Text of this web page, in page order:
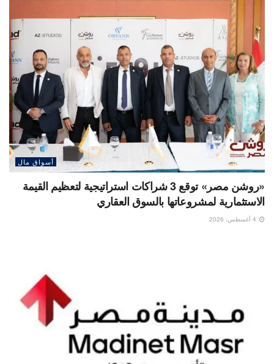
أسواق مال
«روشن مصر» توقع 3 شراكات استراتيجية لتعظيم القيمة
الاستثمارية لمشروعاتها بالسوق العقاري